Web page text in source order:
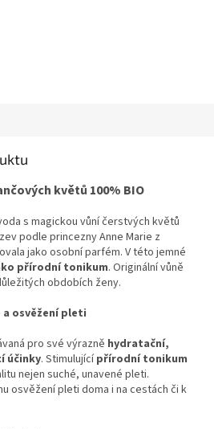
květů 100% BIO
s magickou vůní čerstvých květů
podle princezny Anne Marie z
jako osobní parfém. V této jemné
přírodní tonikum. Originální vůně
obdobích ženy.
osvěžení pleti
pro své výrazně hydratační,
účinky. Stimulující přírodní tonikum
nejen suché, unavené pleti.
osvěžení pleti doma i na cestách či k